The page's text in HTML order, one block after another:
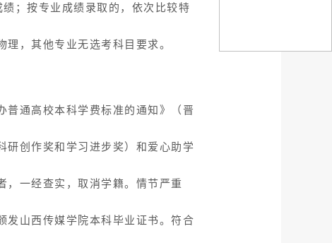
；按专业成绩录取的，依次比较特
，其他专业无选考科目要求。
普通高校本科学费标准的通知》（晋
研创作奖和学习进步奖）和爱心助学
，一经查实，取消学籍。情节严重
发山西传媒学院本科毕业证书。符合